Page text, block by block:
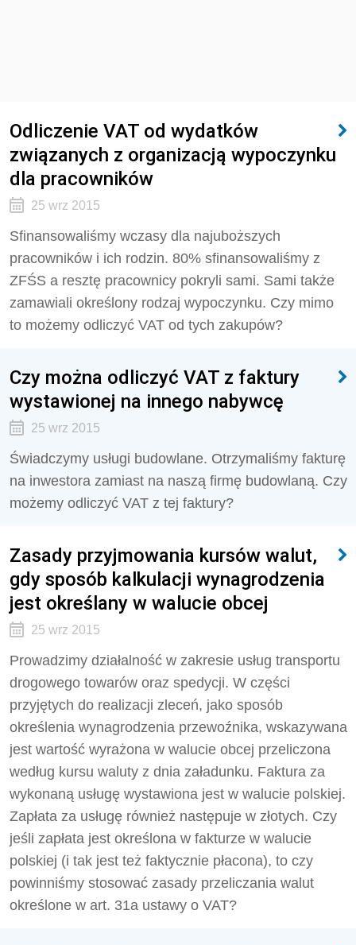
Odliczenie VAT od wydatków
związanych z organizacją wypoczynku
dla pracowników
25 wrz 2015
Sfinansowaliśmy wczasy dla najuboższych
pracowników i ich rodzin. 80% sfinansowaliśmy z
ZFŚS a resztę pracownicy pokryli sami. Sami także
zamawiali określony rodzaj wypoczynku. Czy mimo
to możemy odliczyć VAT od tych zakupów?
Czy można odliczyć VAT z faktury
wystawionej na innego nabywcę
25 wrz 2015
Świadczymy usługi budowlane. Otrzymaliśmy fakturę
na inwestora zamiast na naszą firmę budowlaną. Czy
możemy odliczyć VAT z tej faktury?
Zasady przyjmowania kursów walut,
gdy sposób kalkulacji wynagrodzenia
jest określany w walucie obcej
25 wrz 2015
Prowadzimy działalność w zakresie usług transportu
drogowego towarów oraz spedycji. W części
przyjętych do realizacji zleceń, jako sposób
określenia wynagrodzenia przewoźnika, wskazywana
jest wartość wyrażona w walucie obcej przeliczona
według kursu waluty z dnia załadunku. Faktura za
wykonaną usługę wystawiona jest w walucie polskiej.
Zapłata za usługę również następuje w złotych. Czy
jeśli zapłata jest określona w fakturze w walucie
polskiej (i tak jest też faktycznie płacona), to czy
powinniśmy stosować zasady przeliczania walut
określone w art. 31a ustawy o VAT?